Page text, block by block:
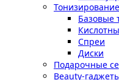
Тонизирование
Базовые
Спреи
Диски
Подарочные
Beauty-